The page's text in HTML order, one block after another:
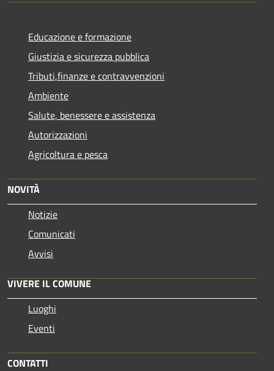
Educazione e formazione
Giustizia e sicurezza pubblica
Tributi,finanze e contravvenzioni
Ambiente
Salute, benessere e assistenza
Autorizzazioni
Agricoltura e pesca
NOVITÀ
Notizie
Comunicati
Avvisi
VIVERE IL COMUNE
Luoghi
Eventi
CONTATTI